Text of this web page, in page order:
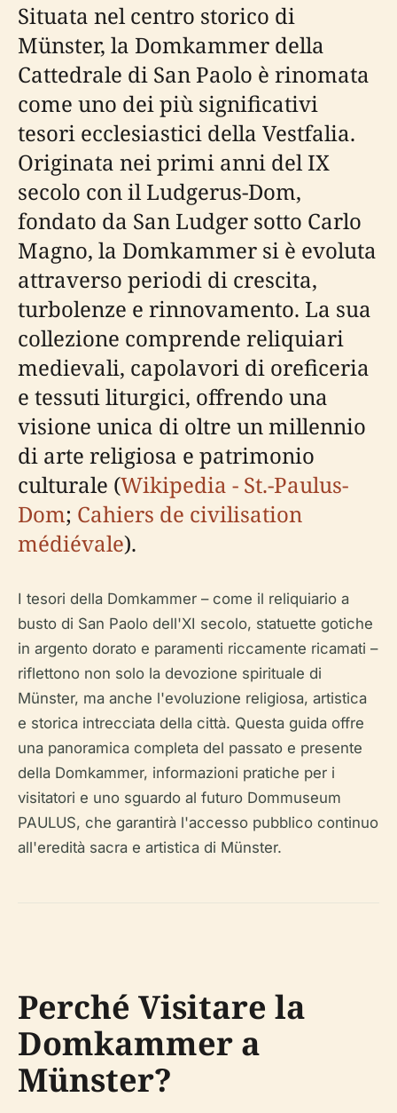
Situata nel centro storico di
Münster, la Domkammer della
Cattedrale di San Paolo è rinomata
come uno dei più significativi
tesori ecclesiastici della Vestfalia.
Originata nei primi anni del IX
secolo con il Ludgerus-Dom,
fondato da San Ludger sotto Carlo
Magno, la Domkammer si è evoluta
attraverso periodi di crescita,
turbolenze e rinnovamento. La sua
collezione comprende reliquiari
medievali, capolavori di oreficeria
e tessuti liturgici, offrendo una
visione unica di oltre un millennio
di arte religiosa e patrimonio
culturale (Wikipedia - St.-Paulus-
Dom; Cahiers de civilisation
médiévale).
I tesori della Domkammer – come il reliquiario a
busto di San Paolo dell'XI secolo, statuette gotiche
in argento dorato e paramenti riccamente ricamati –
riflettono non solo la devozione spirituale di
Münster, ma anche l'evoluzione religiosa, artistica
e storica intrecciata della città. Questa guida offre
una panoramica completa del passato e presente
della Domkammer, informazioni pratiche per i
visitatori e uno sguardo al futuro Dommuseum
PAULUS, che garantirà l'accesso pubblico continuo
all'eredità sacra e artistica di Münster.
Perché Visitare la
Domkammer a
Münster?